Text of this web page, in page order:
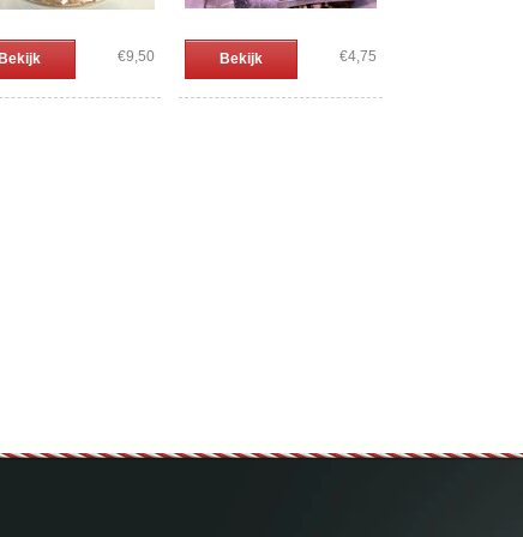
€9,50 Bekijk €4,75